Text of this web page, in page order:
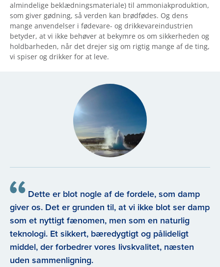
almindelige beklædningsmateriale) til ammoniakproduktion,
som giver gødning, så verden kan brødfødes. Og dens
mange anvendelser i fødevare- og drikkevareindustrien
betyder, at vi ikke behøver at bekymre os om sikkerheden og
holdbarheden, når det drejer sig om rigtig mange af de ting,
vi spiser og drikker for at leve.
Dette er blot nogle af de fordele, som damp
giver os. Det er grunden til, at vi ikke blot ser damp
som et nyttigt fænomen, men som en naturlig
teknologi. Et sikkert, bæredygtigt og pålideligt
middel, der forbedrer vores livskvalitet, næsten
uden sammenligning.